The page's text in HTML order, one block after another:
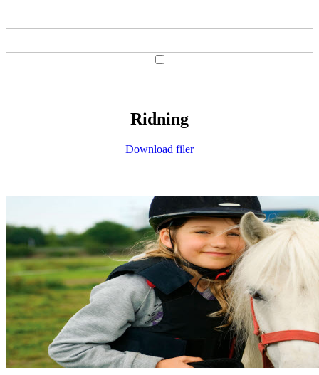
Ridning
Download filer